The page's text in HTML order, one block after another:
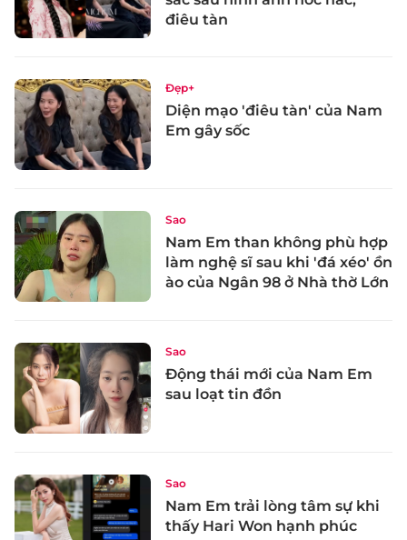
điêu tàn
Đẹp+
Diện mạo 'điêu tàn' của Nam
Em gây sốc
Sao
Nam Em than không phù hợp
làm nghệ sĩ sau khi 'đá xéo' ồn
ào của Ngân 98 ở Nhà thờ Lớn
Sao
Động thái mới của Nam Em
sau loạt tin đồn
Sao
Nam Em trải lòng tâm sự khi
thấy Hari Won hạnh phúc